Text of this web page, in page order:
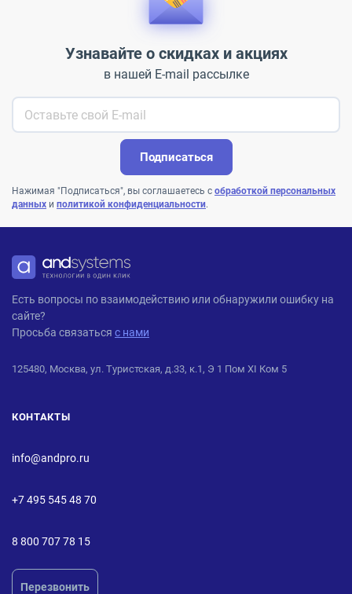
Узнавайте о скидках и акциях
в нашей E-mail рассылке
Подписаться
Нажимая "Подписаться", вы соглашаетесь с обработкой персональных
данных и политикой конфиденциальности.
ANDPRO
Есть вопросы по взаимодействию или обнаружили ошибку на
сайте?
Просьба связаться с нами
125480, Москва, ул. Туристская, д.33, к.1, Э 1 Пом XI Ком 5
КОНТАКТЫ
info@andpro.ru
+7 495 545 48 70
8 800 707 78 15
Перезвонить